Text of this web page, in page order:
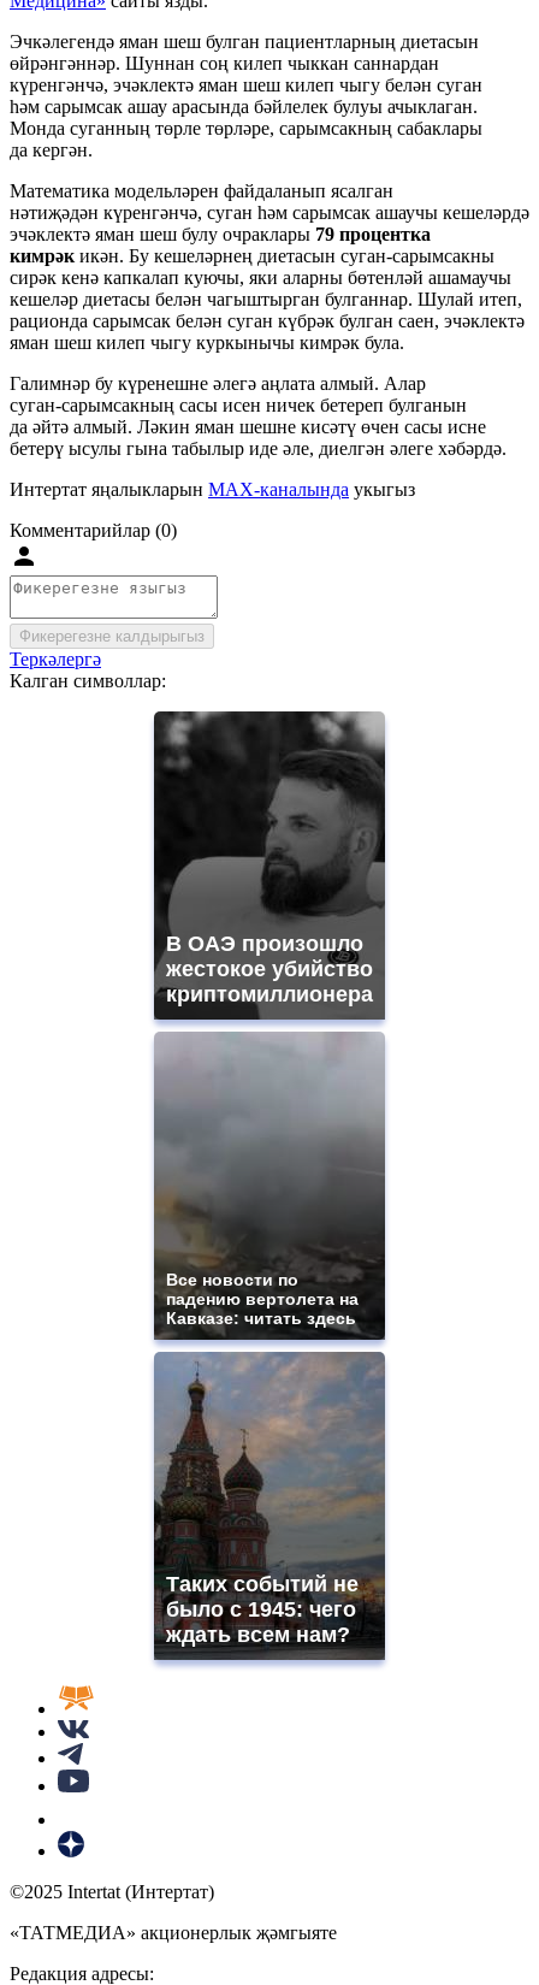
Эчкәлегендә яман шеш булган пациентларның диетасын
өйрәнгәннәр. Шуннан соң килеп чыккан саннардан
күренгәнчә, эчәклектә яман шеш килеп чыгу белән суган
һәм сарымсак ашау арасында бәйлелек булуы ачыклаган.
Монда суганның төрле төрләре, сарымсакның сабаклары
да кергән.
Математика модельләрен файдаланып ясалган
нәтиҗәдән күренгәнчә, суган һәм сарымсак ашаучы кешеләрдә
эчәклектә яман шеш булу очраклары 79 процентка
кимрәк икән. Бу кешеләрнең диетасын суган-сарымсакны
сирәк кенә капкалап куючы, яки аларны бөтенләй ашамаучы
кешеләр диетасы белән чагыштырган булганнар. Шулай итеп,
рационда сарымсак белән суган күбрәк булган саен, эчәклектә
яман шеш килеп чыгу куркынычы кимрәк була.
Галимнәр бу күренешне әлегә аңлата алмый. Алар
суган-сарымсакның сасы исен ничек бетереп булганын
да әйтә алмый. Ләкин яман шешне кисәтү өчен сасы исне
бетерү ысулы гына табылыр иде әле, диелгән әлеге хәбәрдә.
Интертат яңалыкларын MAX-каналында укыгыз
Комментарийлар (0)
Фикерегезне калдырыгыз
Теркәлергә
Калган символлар:
В ОАЭ произошло
жестокое убийство
криптомиллионера
Все новости по
падению вертолета на
Кавказе: читать здесь
Таких событий не
было с 1945: чего
ждать всем нам?
©2025 Intertat (Интертат)
«ТАТМЕДИА» акционерлык җәмгыяте
Редакция адресы: